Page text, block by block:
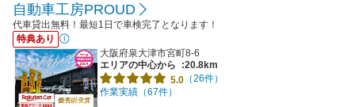
自動車工房PROUD
代車貸出無料！最短1日で車検完了となります！
特典あり
大阪府泉大津市宮町8-6
エリアの中心から
:20.8km
5.0 （26件）
作業実績（67件）